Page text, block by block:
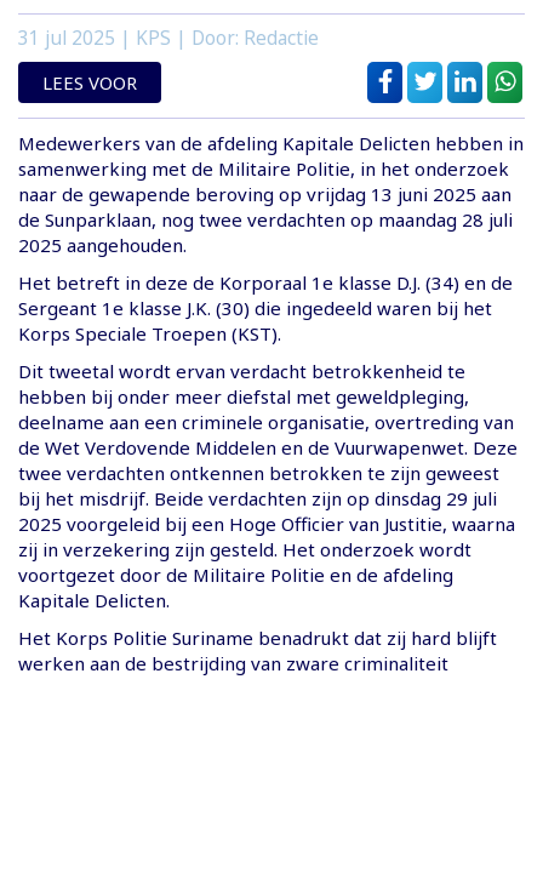
31 jul 2025 | KPS | Door: Redactie
LEES VOOR
Medewerkers van de afdeling Kapitale Delicten hebben in
samenwerking met de Militaire Politie, in het onderzoek
naar de gewapende beroving op vrijdag 13 juni 2025 aan
de Sunparklaan, nog twee verdachten op maandag 28 juli
2025 aangehouden.
Het betreft in deze de Korporaal 1e klasse D.J. (34) en de
Sergeant 1e klasse J.K. (30) die ingedeeld waren bij het
Korps Speciale Troepen (KST).
Dit tweetal wordt ervan verdacht betrokkenheid te
hebben bij onder meer diefstal met geweldpleging,
deelname aan een criminele organisatie, overtreding van
de Wet Verdovende Middelen en de Vuurwapenwet. Deze
twee verdachten ontkennen betrokken te zijn geweest
bij het misdrijf. Beide verdachten zijn op dinsdag 29 juli
2025 voorgeleid bij een Hoge Officier van Justitie, waarna
zij in verzekering zijn gesteld. Het onderzoek wordt
voortgezet door de Militaire Politie en de afdeling
Kapitale Delicten.
Het Korps Politie Suriname benadrukt dat zij hard blijft
werken aan de bestrijding van zware criminaliteit